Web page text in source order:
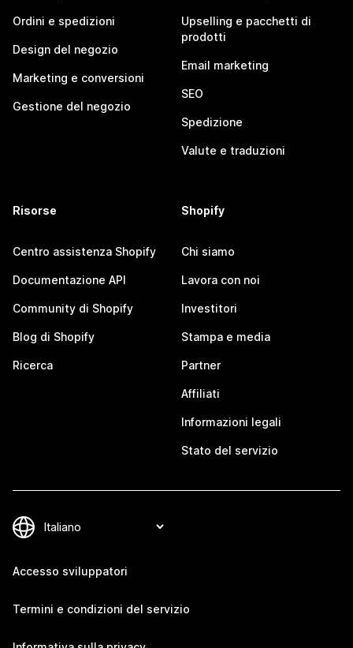
Ordini e spedizioni
Design del negozio
Marketing e conversioni
Gestione del negozio
Upselling e pacchetti di
prodotti
Email marketing
SEO
Spedizione
Valute e traduzioni
Risorse
Centro assistenza Shopify
Documentazione API
Community di Shopify
Blog di Shopify
Ricerca
Shopify
Chi siamo
Lavora con noi
Investitori
Stampa e media
Partner
Affiliati
Informazioni legali
Stato del servizio
Accesso sviluppatori
Termini e condizioni del servizio